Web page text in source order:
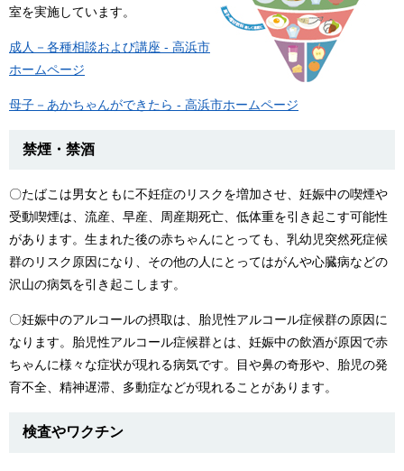
室を実施しています。
成人－各種相談および講座 - 高浜市
ホームページ
母子－あかちゃんができたら - 高浜市ホームページ
禁煙・禁酒
〇たばこは男女ともに不妊症のリスクを増加させ、妊娠中の喫煙や
受動喫煙は、流産、早産、周産期死亡、低体重を引き起こす可能性
があります。生まれた後の赤ちゃんにとっても、乳幼児突然死症候
群のリスク原因になり、その他の人にとってはがんや心臓病などの
沢山の病気を引き起こします。
〇妊娠中のアルコールの摂取は、胎児性アルコール症候群の原因に
なります。胎児性アルコール症候群とは、妊娠中の飲酒が原因で赤
ちゃんに様々な症状が現れる病気です。目や鼻の奇形や、胎児の発
育不全、精神遅滞、多動症などが現れることがあります。
検査やワクチン